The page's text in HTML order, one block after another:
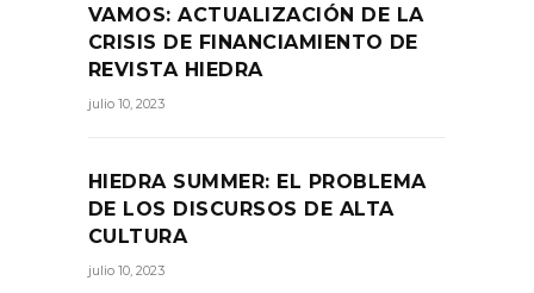
VAMOS: ACTUALIZACIÓN DE LA
CRISIS DE FINANCIAMIENTO DE
REVISTA HIEDRA
julio 10, 2023
HIEDRA SUMMER: EL PROBLEMA
DE LOS DISCURSOS DE ALTA
CULTURA
julio 10, 2023